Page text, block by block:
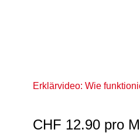
Erklärvideo: Wie
CHF 12.90 pro